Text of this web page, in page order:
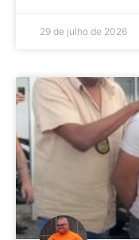
29 de julho de 2026